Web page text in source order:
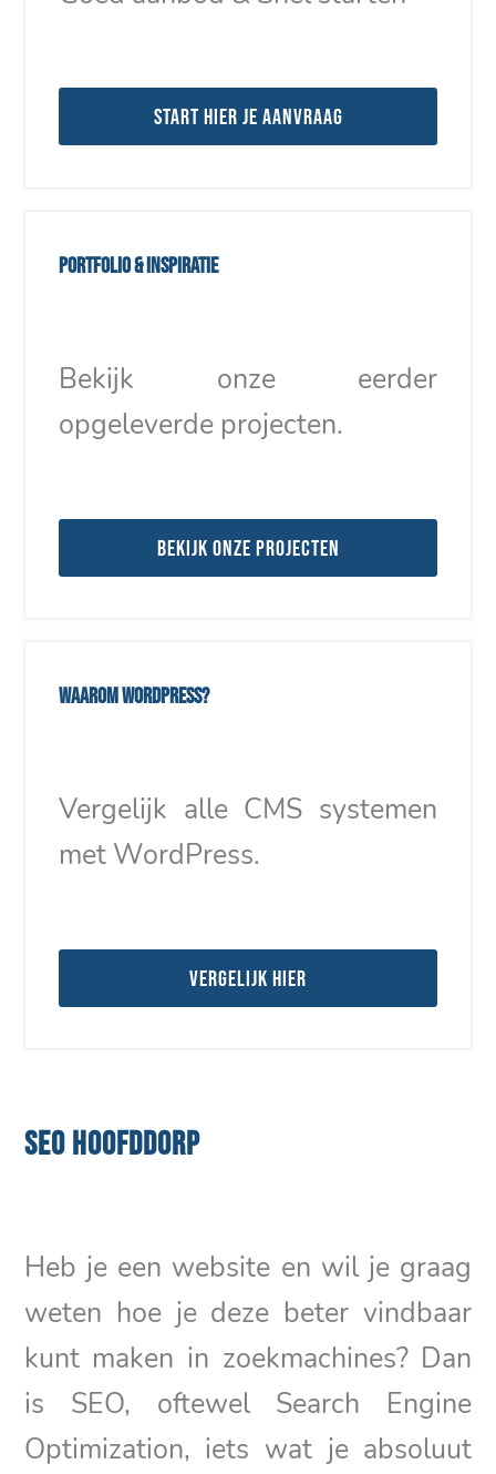
Start hier je aanvraag
Portfolio & inspiratie
Bekijk onze eerder
opgeleverde projecten.
Bekijk onze projecten
Waarom WordPress?
Vergelijk alle CMS systemen
met WordPress.
Vergelijk hier
SEO HOOFDDORP
Heb je een website en wil je graag
weten hoe je deze beter vindbaar
kunt maken in zoekmachines? Dan
is SEO, oftewel Search Engine
Optimization, iets wat je absoluut